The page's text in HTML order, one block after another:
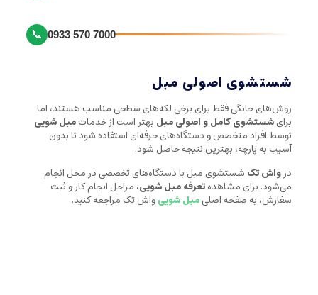
📞 0933 570 7000
شستشوی اصولی مبل
روش‌های خانگی فقط برای برخی لکه‌های سطحی مناسب هستند، اما
برایشستشوی کامل و اصولی مبل بهتر است از خدماتمبل شویی
توسط افراد متخصص و دستگاه‌های حرفه‌ای استفاده شود تا بدون
آسیب به پارچه، بهترین نتیجه حاصل شود.
درواش تک شستشوی مبل با دستگاه‌های تخصصی در محل انجام
می‌شود. برای مشاهدهتعرفه مبل شویی، مراحل انجام کار و ثبت
سفارش، به صفحه اصلیمبل شوییواش تک مراجعه کنید.